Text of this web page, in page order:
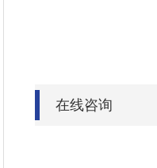
在线咨询